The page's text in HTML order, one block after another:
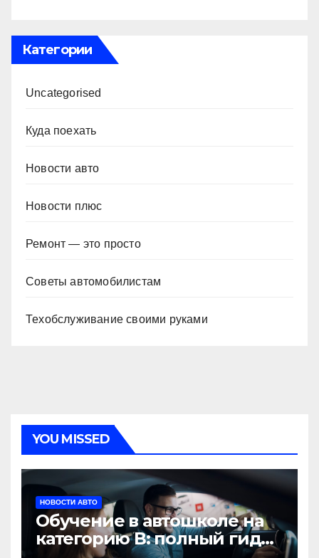
Категории
Uncategorised
Куда поехать
Новости авто
Новости плюс
Ремонт — это просто
Советы автомобилистам
Техобслуживание своими руками
YOU MISSED
НОВОСТИ АВТО
Обучение в автошколе на
категорию В: полный гид